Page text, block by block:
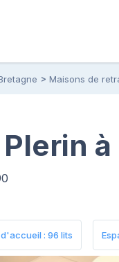
Maisons de
: 96 lits